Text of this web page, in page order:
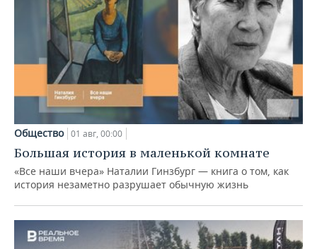
Общество 01 авг, 00:00
Большая история в маленькой комнате
«Все наши вчера» Наталии Гинзбург — книга о том, как
история незаметно разрушает обычную жизнь